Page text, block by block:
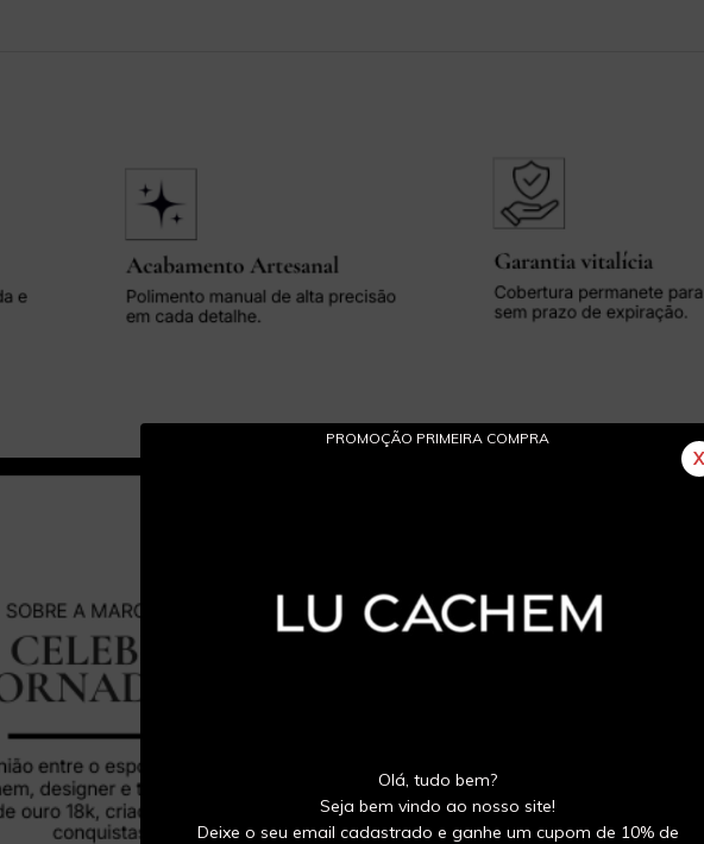
PROMOÇÃO PRIMEIRA COMPRA
X
Olá, tudo bem?
Seja bem vindo ao nosso site!
Deixe o seu email cadastrado e ganhe um cupom de 10% de